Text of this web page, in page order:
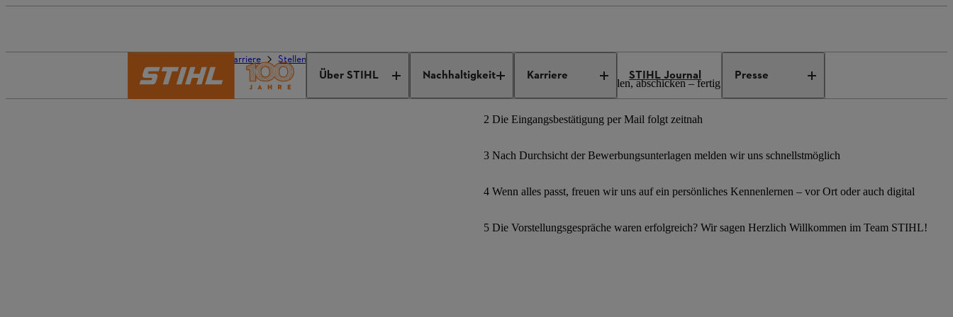
Über STIHL Nachhaltigkeit Karriere STIHL Journal Presse
Karriere Stellenangebote
1 Bewerbungsformular ausfüllen, abschicken – fertig
2 Die Eingangsbestätigung per Mail folgt zeitnah
3 Nach Durchsicht der Bewerbungsunterlagen melden wir uns schnellstmöglich
4 Wenn alles passt, freuen wir uns auf ein persönliches Kennenlernen – vor Ort oder auch digital
5 Die Vorstellungsgespräche waren erfolgreich? Wir sagen Herzlich Willkommen im Team STIHL!